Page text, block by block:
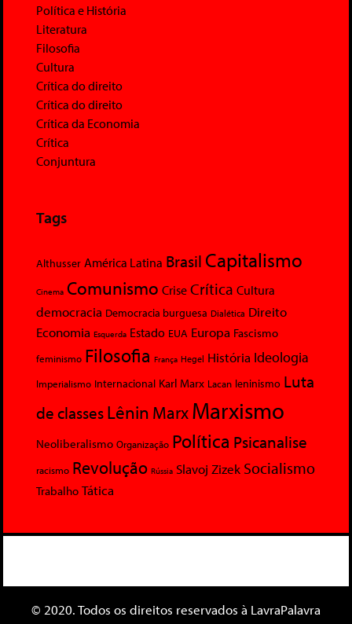
Política e História
Literatura
Filosofia
Cultura
Crítica do direito
Crítica do direito
Crítica da Economia
Crítica
Conjuntura
Tags
Althusser América Latina Brasil Capitalismo
Cinema Comunismo Crise Crítica Cultura
democracia Democracia burguesa Dialética Direito
Economia Esquerda Estado EUA Europa Fascismo
feminismo Filosofia França Hegel História Ideologia
Imperialismo Internacional Karl Marx Lacan leninismo Luta
de classesLênin MarxMarxismo
Neoliberalismo Organização Política Psicanalise
racismo Revolução Rússia Slavoj Zizek Socialismo
Trabalho Tática
© 2020. Todos os direitos reservados à LavraPalavra